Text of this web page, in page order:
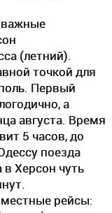
важные
(летний).
точкой для
Первый
а
августа. Время
5 часов, до
поезда
в Херсон чуть
рейсы: